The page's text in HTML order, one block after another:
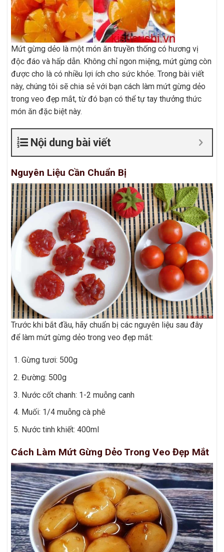
Mứt gừng dẻo là một món ăn truyền thống có hương vị
độc đáo và hấp dẫn. Không chỉ ngon miệng, mứt gừng còn
được cho là có nhiều lợi ích cho sức khỏe. Trong bài viết
này, chúng tôi sẽ chia sẻ với bạn cách làm mứt gừng dẻo
trong veo đẹp mắt, từ đó bạn có thể tự tay thưởng thức
món ăn đặc biệt này.
Nội dung bài viết
Nguyên Liệu Cần Chuẩn Bị
Trước khi bắt đầu, hãy chuẩn bị các nguyên liệu sau đây
để làm mứt gừng dẻo trong veo đẹp mắt:
Gừng tươi: 500g
Đường: 500g
Nước cốt chanh: 1-2 muỗng canh
Muối: 1/4 muỗng cà phê
Nước tinh khiết: 400ml
Cách Làm Mứt Gừng Dẻo Trong Veo Đẹp Mắt